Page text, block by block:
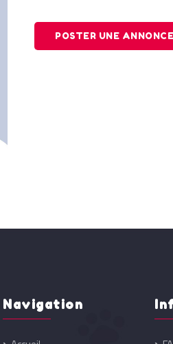
POSTER UNE ANNONCE
Navigation